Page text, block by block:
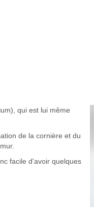
qui est lui même
de la cornière et du
facile d'avoir quelques